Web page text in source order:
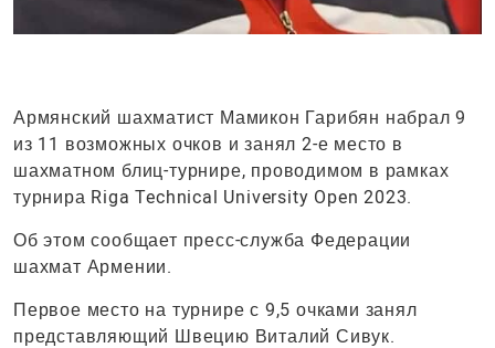
Армянский шахматист Мамикон Гарибян набрал 9
из 11 возможных очков и занял 2-е место в
шахматном блиц-турнире, проводимом в рамках
турнира Riga Technical University Open 2023.
Об этом сообщает пресс-служба Федерации
шахмат Армении.
Первое место на турнире с 9,5 очками занял
представляющий Швецию Виталий Сивук.